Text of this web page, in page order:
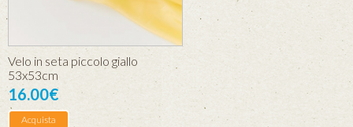
Velo in seta piccolo giallo
53x53cm
16.00€
Acquista